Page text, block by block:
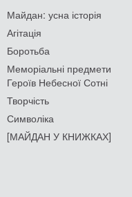
Майдан: усна історія
Агітація
Боротьба
Меморіальні предмети
Героїв Небесної Сотні
Творчість
Символіка
[МАЙДАН У КНИЖКАХ]